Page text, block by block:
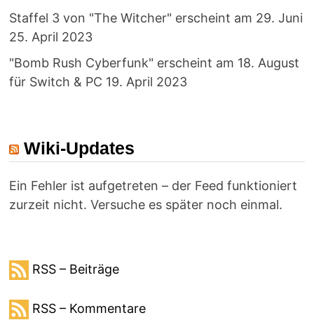
Staffel 3 von "The Witcher" erscheint am 29. Juni
25. April 2023
"Bomb Rush Cyberfunk" erscheint am 18. August
für Switch & PC 19. April 2023
Wiki-Updates
Ein Fehler ist aufgetreten – der Feed funktioniert
zurzeit nicht. Versuche es später noch einmal.
RSS – Beiträge
RSS – Kommentare